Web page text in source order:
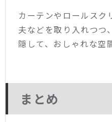
カーテンやロールスク
夫などを取り入れつつ
隠して、おしゃれな空
まとめ